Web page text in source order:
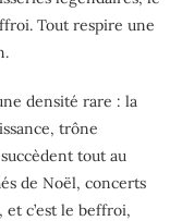
Tout respire une
densité rare : la
trône
tout au
de Noël, concerts
c’est le beffroi,